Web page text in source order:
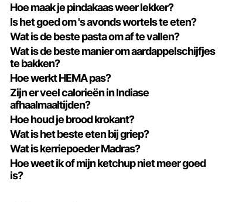
Hoe maak je pindakaas weer lekker?
Is het goed om 's avonds wortels te eten?
Wat is de beste pasta om af te vallen?
Wat is de beste manier om aardappelschijfjes
te bakken?
Hoe werkt HEMA pas?
Zijn er veel calorieën in Indiase
afhaalmaaltijden?
Hoe houd je brood krokant?
Wat is het beste eten bij griep?
Wat is kerriepoeder Madras?
Hoe weet ik of mijn ketchup niet meer goed
is?